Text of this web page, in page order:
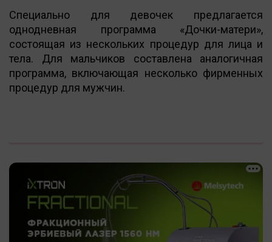
Специально для девочек предлагается
однодневная программа «Дочки-матери»,
состоящая из нескольких процедур для лица и
тела. Для мальчиков составлена аналогичная
программа, включающая несколько фирменных
процедур для мужчин.